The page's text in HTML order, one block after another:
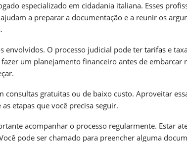
especializado em cidadania italiana. Esses
a preparar a documentação e a reunir os
envolvidos. O processo judicial pode ter tarifas e
um planejamento financeiro antes de embarcar
gratuitas ou de baixo custo. Aproveitar
etapas que você precisa seguir.
acompanhar o processo regularmente. Estar
pode ser chamado para preencher alguma